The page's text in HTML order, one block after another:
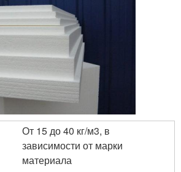
От 15 до 40 кг/м3, в
зависимости от марки
материала